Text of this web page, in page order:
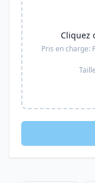
Cliquez
Pris en charge: